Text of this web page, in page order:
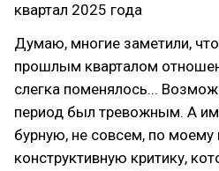
квартал 2025 года
Думаю, многие заметили,
прошлым кварталом
слегка поменялось...
период был тревожным. А
бурную, не совсем, по
конструктивную критику,